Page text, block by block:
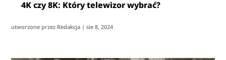
4K czy 8K: Który telewizor wybrać?
utworzone przez Redakcja |sie 8, 2024